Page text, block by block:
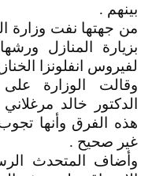
بينهم .
من جهتها نفت وزارة
بزيارة المنازل
لفيروس انفلونزا
وقالت الوزارة
الدكتور خالد
هذه الفرق وأنها تجوب
غير صحيح .
وأضاف المتحدث